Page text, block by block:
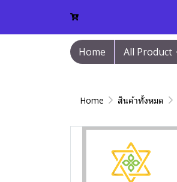
Home All Product
Home สินค้าทั้งหมด